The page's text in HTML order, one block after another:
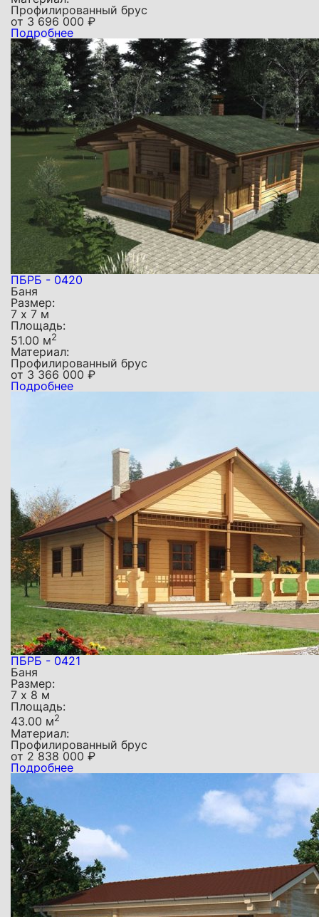
Профилированный брус
от 3 696 000 ₽
Подробнее
ПБРБ - 0420
Баня
Размер:
7 х 7 м
Площадь:
51.00 м2
Материал:
Профилированный брус
от 3 366 000 ₽
Подробнее
ПБРБ - 0421
Баня
Размер:
7 х 8 м
Площадь:
43.00 м2
Материал:
Профилированный брус
от 2 838 000 ₽
Подробнее